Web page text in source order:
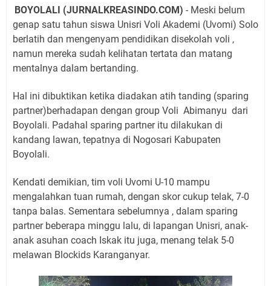
BOYOLALI (JURNALKREASINDO.COM) - Meski belum
genap satu tahun siswa Unisri Voli Akademi (Uvomi) Solo
berlatih dan mengenyam pendidikan disekolah voli ,
namun mereka sudah kelihatan tertata dan matang
mentalnya dalam bertanding.
Hal ini dibuktikan ketika diadakan atih tanding (sparing
partner)berhadapan dengan group Voli Abimanyu dari
Boyolali. Padahal sparing partner itu dilakukan di
kandang lawan, tepatnya di Nogosari Kabupaten
Boyolali.
Kendati demikian, tim voli Uvomi U-10 mampu
mengalahkan tuan rumah, dengan skor cukup telak, 7-0
tanpa balas. Sementara sebelumnya , dalam sparing
partner beberapa minggu lalu, di lapangan Unisri, anak-
anak asuhan coach Iskak itu juga, menang telak 5-0
melawan Blockids Karanganyar.